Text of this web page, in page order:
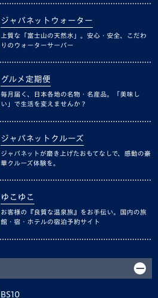
ジャパネットウォーター
上質な「富士山の天然水」。安心・安全、こだわ
りのウォーターサーバー
グルメ定期便
毎月届く、日本各地の名物・名産品。「美味し
い」で生活を変えませんか？
ジャパネットクルーズ
ジャパネットが磨き上げたおもてなしで、感動の豪
華クルーズ体験を。
ゆこゆこ
お客様の『良質な温泉旅』をお手伝い。国内の旅
館・宿・ホテルの宿泊予約サイト
BS10